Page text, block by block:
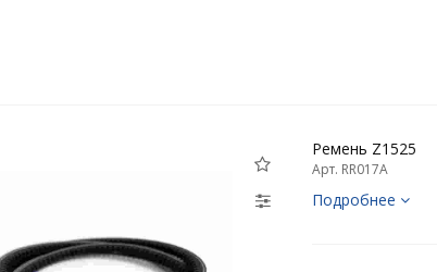
Ремень Z1525
Арт. RR017A
Подробнее